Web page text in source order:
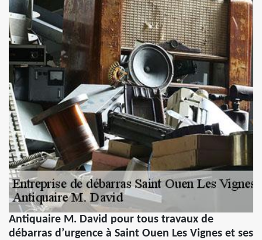
Antiquaire M. David pour tous travaux de
débarras d’urgence à Saint Ouen Les Vignes et ses